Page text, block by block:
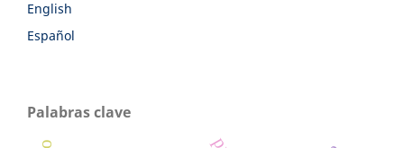
English
Español
Palabras clave